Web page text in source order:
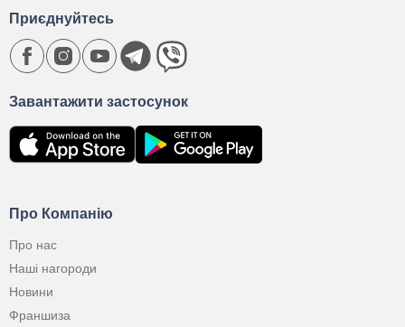
Про Компанію
Про нас
Наші нагороди
Новини
Франшиза
Завантажити застосунок
Приєднуйтесь